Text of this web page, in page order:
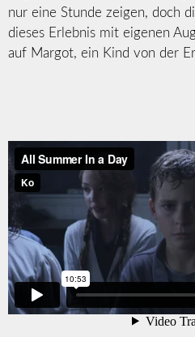
nur eine Stunde zeigen, doch
dieses Erlebnis mit eigenen
auf Margot, ein Kind von der